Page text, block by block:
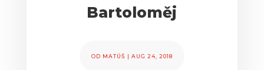
Bartoloměj
OD MATÚŠ | AUG 24, 2018